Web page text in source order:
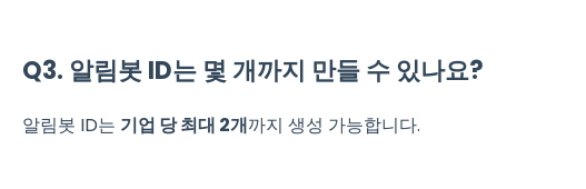
Q3. 알림봇 ID는 몇 개까지 만들 수 있나요?
알림봇 ID는 기업 당 최대 2개까지 생성 가능합니다.